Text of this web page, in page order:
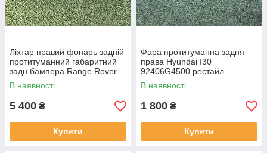
Ліхтар правий фонарь задній
протитуманний габаритний
задн бампера Range Rover
L460 від2021-рр, LR152295
оригінал повністю робо
В наявності
5 400 ₴
Купити
Фара протитуманна задня
права Hyundai I30
92406G4500 рестайл
від2020-рр оригінал бв
відсутнє одне кріплення
В наявності
1 800 ₴
Купити